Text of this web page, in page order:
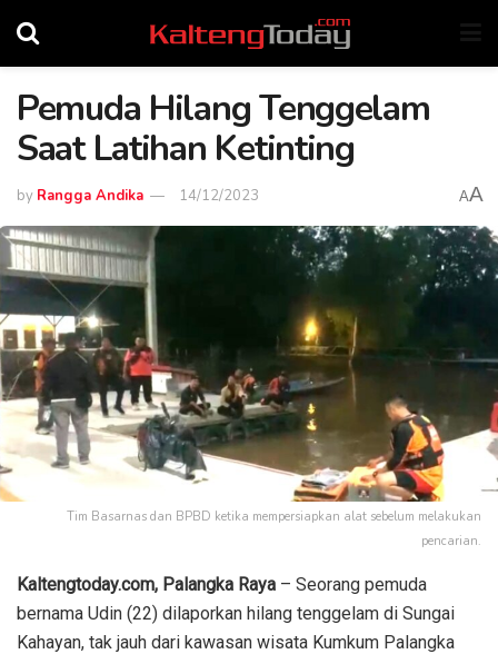
Pemuda Hilang Tenggelam
Saat Latihan Ketinting
by Rangga Andika 14/12/2023 AA
Tim Basarnas dan BPBD ketika mempersiapkan alat sebelum melakukan
pencarian.
Kaltengtoday.com, Palangka Raya – Seorang pemuda
bernama Udin (22) dilaporkan hilang tenggelam di Sungai
Kahayan, tak jauh dari kawasan wisata Kumkum Palangka